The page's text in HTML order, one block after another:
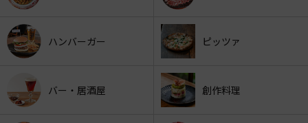
ハンバーガー ピッツァ
バー・居酒屋 創作料理